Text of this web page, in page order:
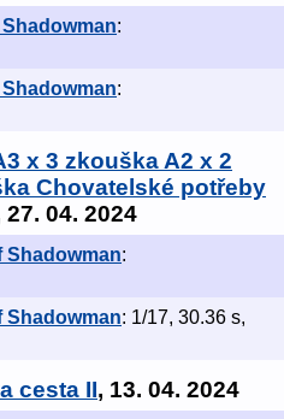
Shadowman:
Shadowman:
x 3 zkouška A2 x 2
Chovatelské potřeby
27. 04. 2024
Shadowman:
Shadowman: 1/17, 30.36 s,
cesta II, 13. 04. 2024